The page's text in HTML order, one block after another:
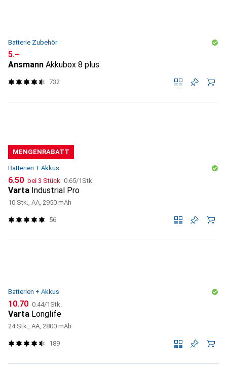
Batterie Zubehör
CHF
5.–
Ansmann Akkubox 8 plus
732
MENGENRABATT
Batterien + Akkus
CHF
6.50 bei 3 Stück CHF
0.65/1Stk.
Varta Industrial Pro
10 Stk., AA, 2950 mAh
56
Batterien + Akkus
CHF
10.70 CHF
0.44/1Stk.
Varta Longlife
24 Stk., AA, 2800 mAh
189